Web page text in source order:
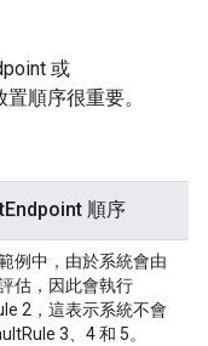
或
順序很重要。
順序
例中，由於系統會由
估，因此會執行
2，這表示系統不會
3、4 和 5。